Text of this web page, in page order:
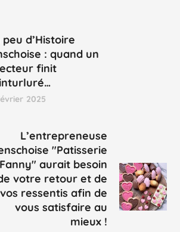
peu d’Histoire
: quand un
finit
2025
L’entrepreneuse
"Patisserie
aurait besoin
votre retour et de
vos ressentis afin de
vous satisfaire au
mieux !